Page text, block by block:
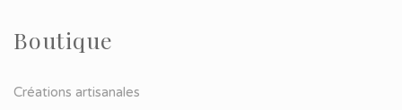
Boutique
Créations artisanales